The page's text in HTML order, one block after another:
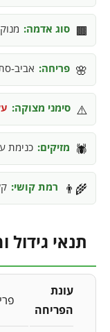
🟫 סוג אדמה:
🌸 פריחה: אביב-
⚠️ סימני מצוקה:
🕷️ מזיקים: כנימת
👨‍🌾 רמת קושי:
תנאי גידול
עונת
הפריחה